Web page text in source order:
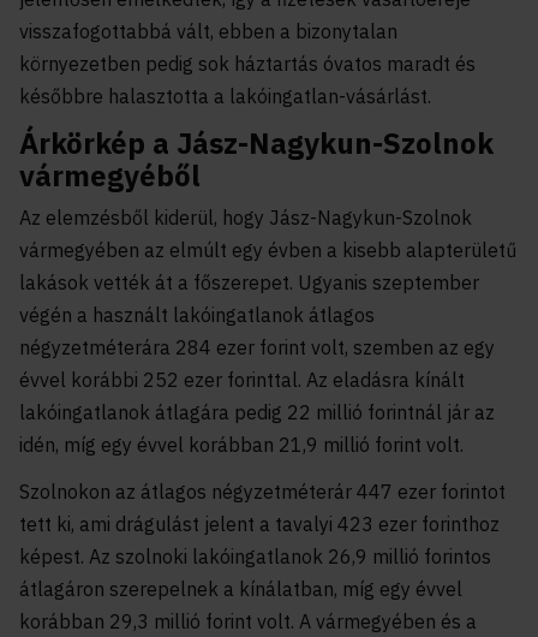
visszafogottabbá vált, ebben a bizonytalan
környezetben pedig sok háztartás óvatos maradt és
későbbre halasztotta a lakóingatlan-vásárlást.
Árkörkép a Jász-Nagykun-Szolnok
vármegyéből
Az elemzésből kiderül, hogy Jász-Nagykun-Szolnok
vármegyében az elmúlt egy évben a kisebb alapterületű
lakások vették át a főszerepet. Ugyanis szeptember
végén a használt lakóingatlanok átlagos
négyzetméterára 284 ezer forint volt, szemben az egy
évvel korábbi 252 ezer forinttal. Az eladásra kínált
lakóingatlanok átlagára pedig 22 millió forintnál jár az
idén, míg egy évvel korábban 21,9 millió forint volt.
Szolnokon az átlagos négyzetméterár 447 ezer forintot
tett ki, ami drágulást jelent a tavalyi 423 ezer forinthoz
képest. Az szolnoki lakóingatlanok 26,9 millió forintos
átlagáron szerepelnek a kínálatban, míg egy évvel
korábban 29,3 millió forint volt. A vármegyében és a